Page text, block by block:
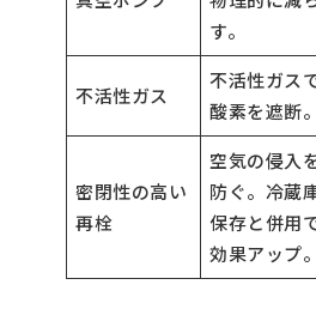
す。
不活性ガス
不活性ガス
酸素を遮断。
密閉性の高い
再栓
空気の侵入
防ぐ。冷蔵
保存と併用
効果アップ。